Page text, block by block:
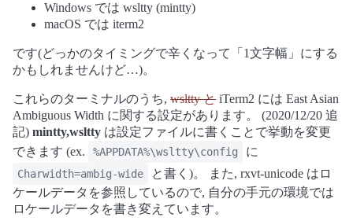
Windows では wsltty (mintty)
macOS では iterm2
です(どっかのタイミングで辛くなって「1文字幅」にする
かもしれませんけど…)。
これらのターミナルのうち, wsltty と iTerm2 には East Asian
Ambiguous Width に関する設定があります。 (2020/12/20 追
記) mintty,wsltty は設定ファイルに書くことで挙動を変更
できます (ex.
%APPDATA%\wsltty\config に
Charwidth=ambig-wide
と書く)。 また, rxvt-unicode はロ
ケールデータを参照しているので, 自分の手元の環境では
ロケールデータを書き変えています。